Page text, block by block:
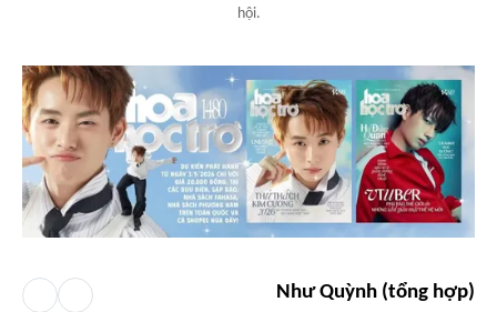
hội.
Như Quỳnh (tổng hợp)